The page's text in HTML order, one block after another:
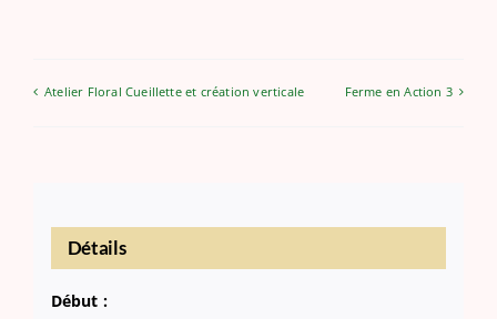
Atelier Floral Cueillette et création verticale Ferme en Action 3
Détails
Début :